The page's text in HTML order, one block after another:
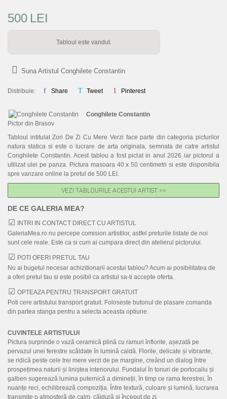
PICTURI NOI
CONTACT
PORTRETE LA COMANDA
500 LEI
Tabloul este vandut.
Suna Artistul Conghilete Constantin
Distribuie: Share Tweet Pinterest
Conghilete Constantin
Pictor din Brasov
Tabloul intitulat Zori De Zi Cu Mere Verzi face parte din categoria picturilor
natura statica si este o lucrare de arta originala, semnata de catre artistul
Conghilete Constantin. Acest tablou a fost pictat in anul 2026 iar pictorul a
utilizat ulei pe panza. Pictura masoara 40 x 50 centimetri si este disponibila
spre vanzare online la pretul de 500 LEI.
VEZI TABLOURILE ACESTUI ARTIST >>
DE CE GALERIA MEA?
INTRI IN CONTACT DIRECT CU ARTISTUL
GaleriaMea.ro nu percepe comision artistilor, astfel preturile listate de noi
sunt cele reale. Este ca si cum ai cumpara direct din atelierul pictorului.
POTI OFERI PRETUL TAU
Nu ai bugetul necesar achizitionarii acestui tablou? Acum ai posibilitatea de
a oferi pretul tau si este posibil ca artistul sa-ti accepte oferta.
OPTEAZA PENTRU TRANSPORT GRATUIT
Poti cere artistului transport gratuit. Foloseste butonul de plasare comanda
din partea stanga pentru a selecta aceasta optiune.
CUVINTELE ARTISTULUI
Pictura surprinde o vază ceramică plină cu ramuri înflorite, așezată pe
pervazul unei ferestre scăldate în lumină caldă. Florile, delicate și vibrante,
se ridică peste cele trei mere verzi de pe margine, creând un dialog între
prospețimea naturii și liniștea interiorului. Fundalul în tonuri de portocaliu și
galben sugerează lumina puternică a dimineții, în timp ce rama ferestrei, în
nuanțe reci, echilibrează compoziția. Între textură, culoare și lumină, lucrarea
transmite o atmosferă de calm, căldură și început de zi.